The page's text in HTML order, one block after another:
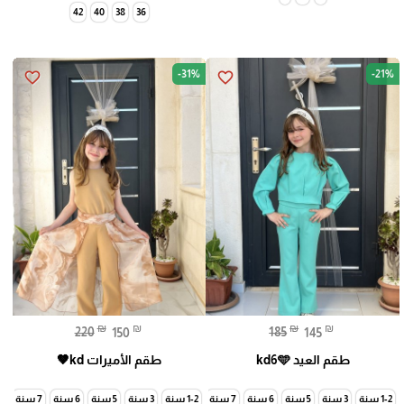
36
38
40
42
favorite_border -21%
185 ₪ 145 ₪
طقم العيد kd6🩵
1-2 سنة 3 سنة 5 سنة 6 سنة 7 سنة
favorite_border -31%
220 ₪ 150 ₪
طقم الأميرات kd🤎
1-2 سنة 3 سنة 5 سنة 6 سنة 7 سنة